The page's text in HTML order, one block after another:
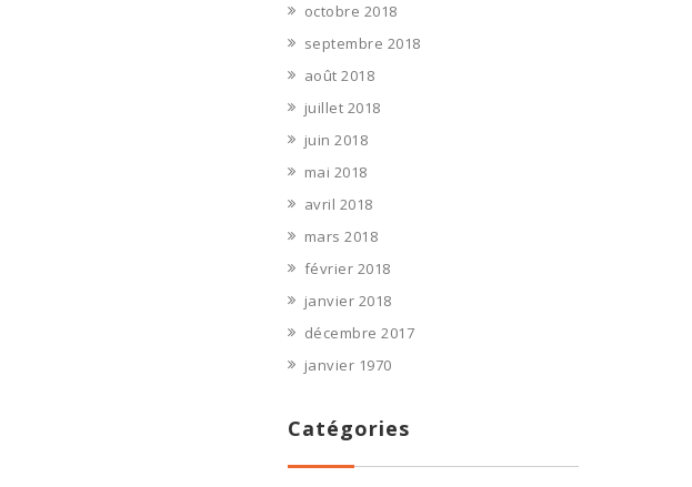
octobre 2018
septembre 2018
août 2018
juillet 2018
juin 2018
mai 2018
avril 2018
mars 2018
février 2018
janvier 2018
décembre 2017
janvier 1970
Catégories